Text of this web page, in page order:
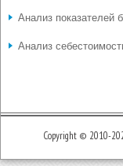
Анализ показателей
Анализ
Copyright © 2010-